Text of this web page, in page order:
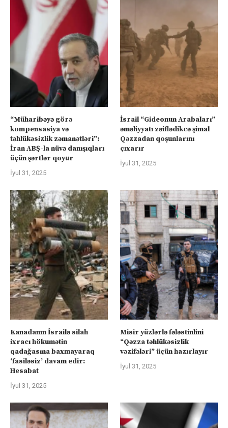
“Müharibəyə görə
kompensasiya və
təhlükəsizlik zəmanətləri”:
İran ABŞ-la nüvə danışıqları
üçün şərtlər qoyur
İyul 31, 2025
İsrail “Gideonun Arabaları”
əməliyyatı zəiflədikcə şimal
Qəzzadan qoşunlarını
çıxarır
İyul 31, 2025
Kanadanın İsrailə silah
ixracı hökumətin
qadağasına baxmayaraq
‘fasiləsiz’ davam edir:
Hesabat
İyul 31, 2025
Misir yüzlərlə fələstinlini
“Qəzza təhlükəsizlik
vəzifələri” üçün hazırlayır
İyul 31, 2025